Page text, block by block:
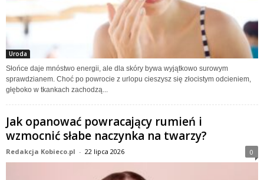
Uroda
Słońce daje mnóstwo energii, ale dla skóry bywa wyjątkowo surowym
sprawdzianem. Choć po powrocie z urlopu cieszysz się złocistym odcieniem,
głęboko w tkankach zachodzą...
Jak opanować powracający rumień i
wzmocnić słabe naczynka na twarzy?
Redakcja Kobieco.pl - 22 lipca 2026 0